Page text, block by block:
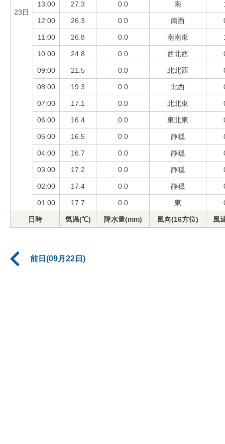
23日
13:00 27.3 0.0 南
12:00 26.3 0.0 南西
11:00 26.8 0.0 南南東
10:00 24.8 0.0 西北西
09:00 21.5 0.0 北北西
08:00 19.3 0.0 北西
07:00 17.1 0.0 北北東
06:00 16.4 0.0 東北東
05:00 16.5 0.0 静穏
04:00 16.7 0.0 静穏
03:00 17.2 0.0 静穏
02:00 17.4 0.0 静穏
01:00 17.7 0.0 東
日時 気温(℃) 降水量(mm) 風向(16方位) 風
前日(09月22日)